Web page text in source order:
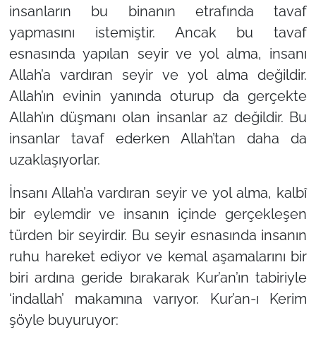
insanların bu binanın etrafında tavaf
yapmasını istemiştir. Ancak bu tavaf
esnasında yapılan seyir ve yol alma, insanı
Allah’a vardıran seyir ve yol alma değildir.
Allah’ın evinin yanında oturup da gerçekte
Allah’ın düşmanı olan insanlar az değildir. Bu
insanlar tavaf ederken Allah’tan daha da
uzaklaşıyorlar.
İnsanı Allah’a vardıran seyir ve yol alma, kalbî
bir eylemdir ve insanın içinde gerçekleşen
türden bir seyirdir. Bu seyir esnasında insanın
ruhu hareket ediyor ve kemal aşamalarını bir
biri ardına geride bırakarak Kur’an’ın tabiriyle
‘indallah’ makamına varıyor. Kur’an-ı Kerim
şöyle buyuruyor: